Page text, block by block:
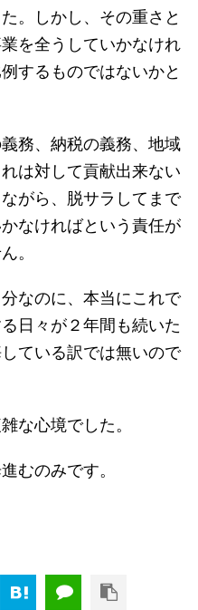
。しかし、その重さと
を全うしていかなけれ
するものではないかと
務、納税の義務、地域
は対して貢献出来ない
がら、脱サラしてまで
なければという責任が
。
なのに、本当にこれで
日々が２年間も続いた
ている訳では無いので
な心境でした。
むのみです。